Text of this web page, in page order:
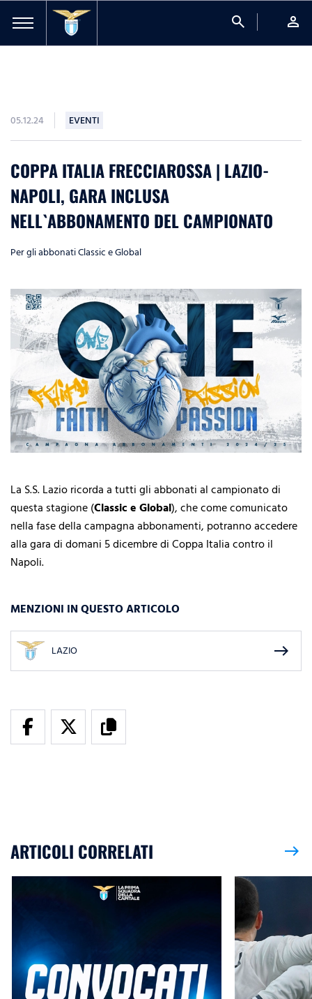
search person
05.12.24 EVENTI
COPPA ITALIA FRECCIAROSSA | LAZIO-
NAPOLI, GARA INCLUSA
NELL`ABBONAMENTO DEL CAMPIONATO
Per gli abbonati Classic e Global
La S.S. Lazio ricorda a tutti gli abbonati al campionato di
questa stagione (Classic e Global), che come comunicato
nella fase della campagna abbonamenti, potranno accedere
alla gara di domani 5 dicembre di Coppa Italia contro il
Napoli.
MENZIONI IN QUESTO ARTICOLO
LAZIO east
ARTICOLI CORRELATI east